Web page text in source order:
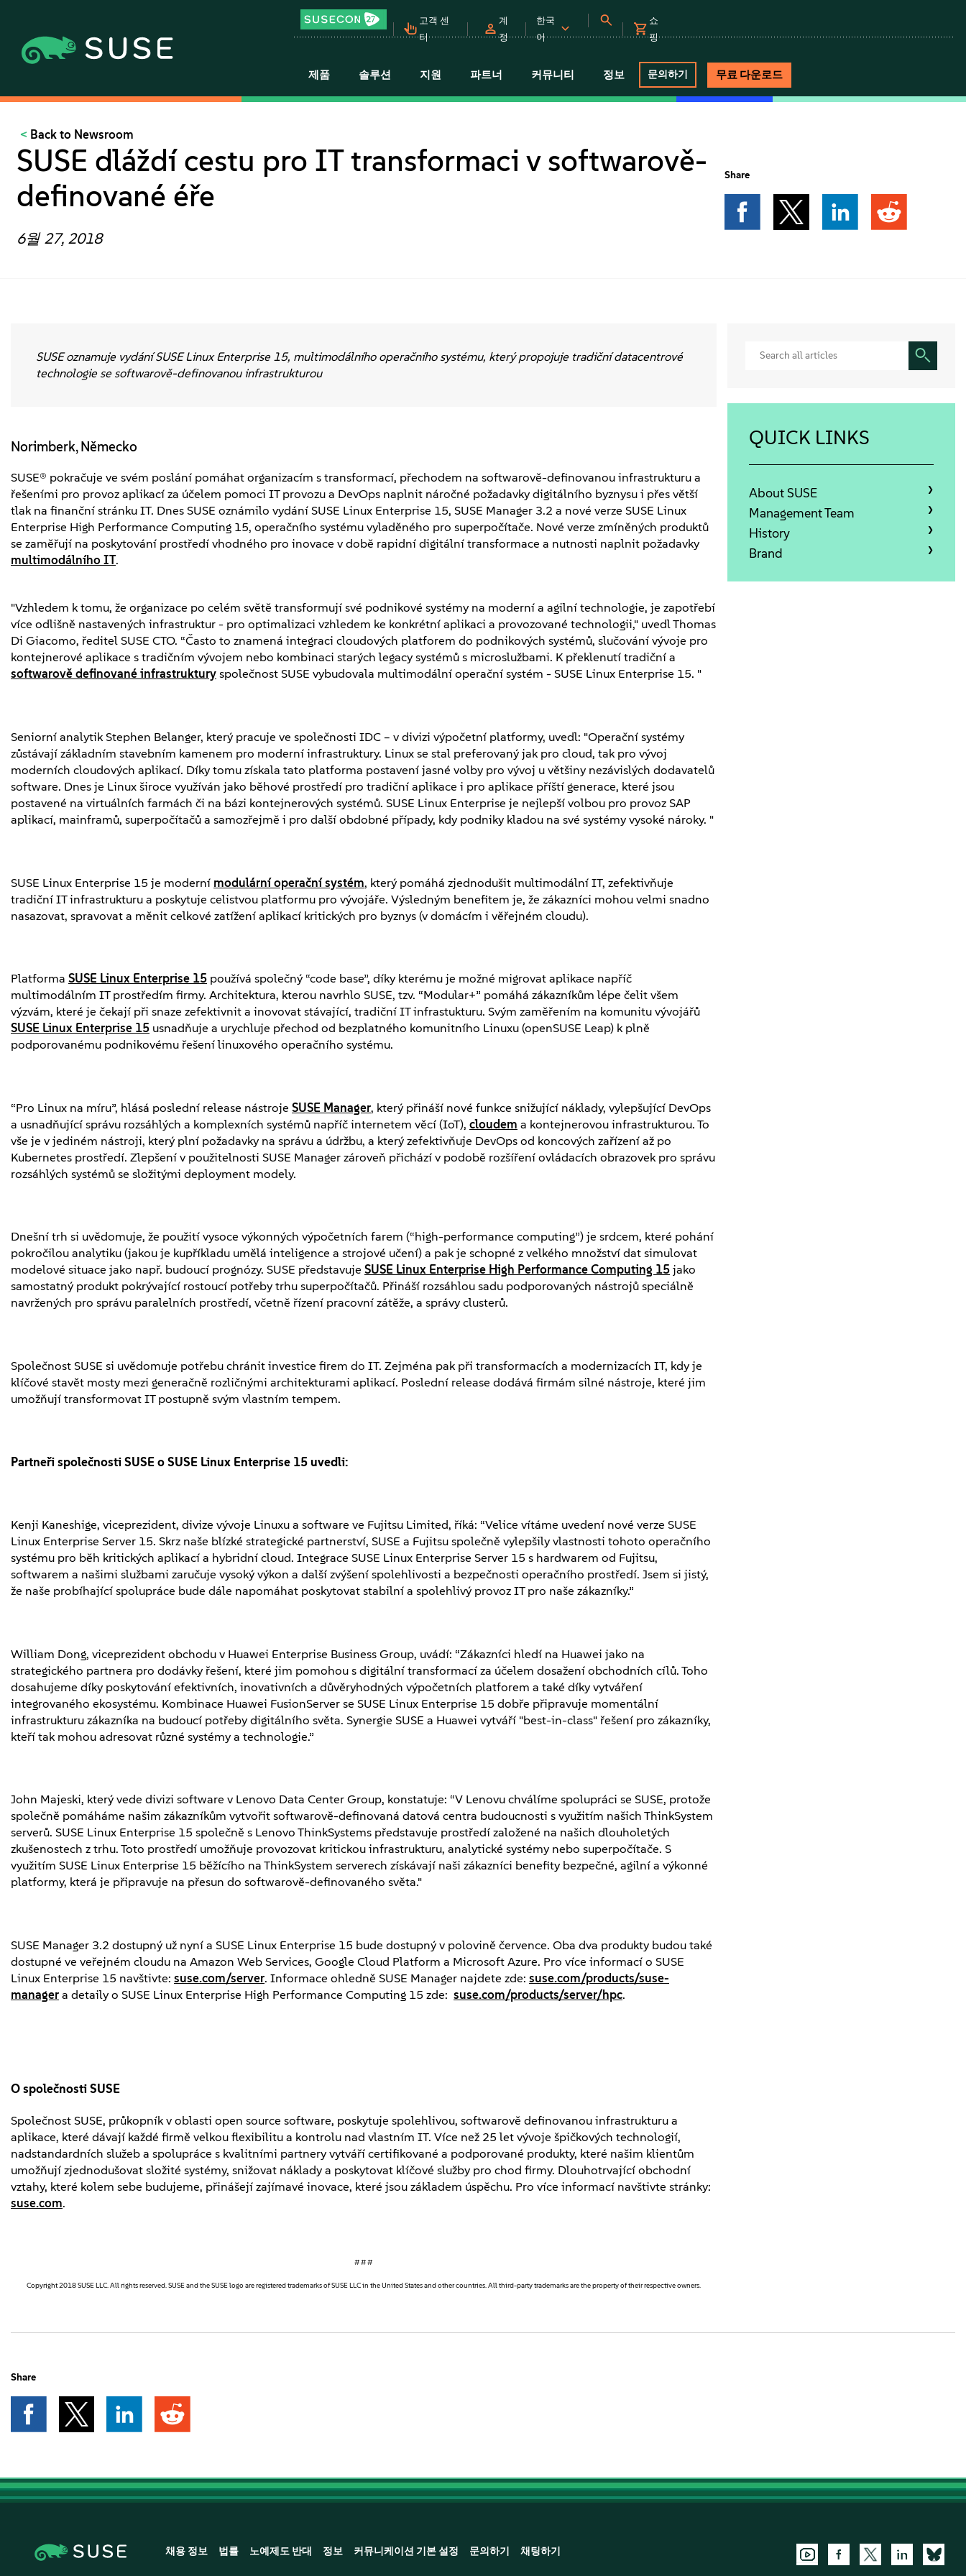
고객 센
터
계
정
한국
어
쇼
핑
제품 솔루션 지원 파트너 커뮤니티 정보 문의하기 무료 다운로드
Back to Newsroom
SUSE dláždí cestu pro IT transformaci v softwarově-
definované éře
6월 27, 2018
Share
SUSE oznamuje vydání SUSE Linux Enterprise 15, multimodálního operačního systému, který propojuje tradiční datacentrové
technologie se softwarově-definovanou infrastrukturou
Norimberk, Německo
SUSE® pokračuje ve svém poslání pomáhat organizacím s transformací, přechodem na softwarově-definovanou infrastrukturu a
řešeními pro provoz aplikací za účelem pomoci IT provozu a DevOps naplnit náročné požadavky digitálního byznysu i přes větší
tlak na finanční stránku IT. Dnes SUSE oznámilo vydání SUSE Linux Enterprise 15, SUSE Manager 3.2 a nové verze SUSE Linux
Enterprise High Performance Computing 15, operačního systému vyladěného pro superpočítače. Nové verze zmíněných produktů
se zaměřují na poskytování prostředí vhodného pro inovace v době rapidní digitální transformace a nutnosti naplnit požadavky
multimodálního IT.
"Vzhledem k tomu, že organizace po celém světě transformují své podnikové systémy na moderní a agilní technologie, je zapotřebí
více odlišně nastavených infrastruktur - pro optimalizaci vzhledem ke konkrétní aplikaci a provozované technologii," uvedl Thomas
Di Giacomo, ředitel SUSE CTO. “Často to znamená integraci cloudových platforem do podnikových systémů, slučování vývoje pro
kontejnerové aplikace s tradičním vývojem nebo kombinaci starých legacy systémů s microslužbami. K překlenutí tradiční a
softwarově definované infrastruktury společnost SUSE vybudovala multimodální operační systém - SUSE Linux Enterprise 15. "
Seniorní analytik Stephen Belanger, který pracuje ve společnosti IDC – v divizi výpočetní platformy, uvedl: "Operační systémy
zůstávají základním stavebním kamenem pro moderní infrastruktury. Linux se stal preferovaný jak pro cloud, tak pro vývoj
moderních cloudových aplikací. Díky tomu získala tato platforma postavení jasné volby pro vývoj u většiny nezávislých dodavatelů
software. Dnes je Linux široce využíván jako běhové prostředí pro tradiční aplikace i pro aplikace příští generace, které jsou
postavené na virtuálních farmách či na bázi kontejnerových systémů. SUSE Linux Enterprise je nejlepší volbou pro provoz SAP
aplikací, mainframů, superpočítačů a samozřejmě i pro další obdobné případy, kdy podniky kladou na své systémy vysoké nároky. "
SUSE Linux Enterprise 15 je moderní modulární operační systém, který pomáhá zjednodušit multimodální IT, zefektivňuje
tradiční IT infrastrukturu a poskytuje celistvou platformu pro vývojáře. Výsledným benefitem je, že zákazníci mohou velmi snadno
nasazovat, spravovat a měnit celkové zatížení aplikací kritických pro byznys (v domácím i věřejném cloudu).
Platforma SUSE Linux Enterprise 15 používá společný “code base”, díky kterému je možné migrovat aplikace napříč
multimodálním IT prostředím firmy. Architektura, kterou navrhlo SUSE, tzv. “Modular+” pomáhá zákazníkům lépe čelit všem
výzvám, které je čekají při snaze zefektivnit a inovovat stávající, tradiční IT infrastukturu. Svým zaměřením na komunitu vývojářů
SUSE Linux Enterprise 15 usnadňuje a urychluje přechod od bezplatného komunitního Linuxu (openSUSE Leap) k plně
podporovanému podnikovému řešení linuxového operačního systému.
“Pro Linux na míru”, hlásá poslední release nástroje SUSE Manager, který přináší nové funkce snižující náklady, vylepšující DevOps
a usnadňující správu rozsáhlých a komplexních systémů napříč internetem věcí (IoT), cloudem a kontejnerovou infrastrukturou. To
vše je v jediném nástroji, který plní požadavky na správu a údržbu, a který zefektivňuje DevOps od koncových zařízení až po
Kubernetes prostředí. Zlepšení v použitelnosti SUSE Manager zároveň přichází v podobě rozšíření ovládacích obrazovek pro správu
rozsáhlých systémů se složitými deployment modely.
Dnešní trh si uvědomuje, že použití vysoce výkonných výpočetních farem (“high-performance computing”) je srdcem, které pohání
pokročilou analytiku (jakou je kupříkladu umělá inteligence a strojové učení) a pak je schopné z velkého množství dat simulovat
modelové situace jako např. budoucí prognózy. SUSE představuje SUSE Linux Enterprise High Performance Computing 15 jako
samostatný produkt pokrývající rostoucí potřeby trhu superpočítačů. Přináší rozsáhlou sadu podporovaných nástrojů speciálně
navržených pro správu paralelních prostředí, včetně řízení pracovní zátěže, a správy clusterů.
Společnost SUSE si uvědomuje potřebu chránit investice firem do IT. Zejména pak při transformacích a modernizacích IT, kdy je
klíčové stavět mosty mezi generačně rozličnými architekturami aplikací. Poslední release dodává firmám silné nástroje, které jim
umožňují transformovat IT postupně svým vlastním tempem.
Partneři společnosti SUSE o SUSE Linux Enterprise 15 uvedli:
Kenji Kaneshige, viceprezident, divize vývoje Linuxu a software ve Fujitsu Limited, říká: “Velice vítáme uvedení nové verze SUSE
Linux Enterprise Server 15. Skrz naše blízké strategické partnerství, SUSE a Fujitsu společně vylepšily vlastnosti tohoto operačního
systému pro běh kritických aplikací a hybridní cloud. Integrace SUSE Linux Enterprise Server 15 s hardwarem od Fujitsu,
softwarem a našimi službami zaručuje vysoký výkon a další zvýšení spolehlivosti a bezpečnosti operačního prostředí. Jsem si jistý,
že naše probíhající spolupráce bude dále napomáhat poskytovat stabilní a spolehlivý provoz IT pro naše zákazníky.”
William Dong, viceprezident obchodu v Huawei Enterprise Business Group, uvádí: “Zákazníci hledí na Huawei jako na
strategického partnera pro dodávky řešení, které jim pomohou s digitální transformací za účelem dosažení obchodních cílů. Toho
dosahujeme díky poskytování efektivních, inovativních a důvěryhodných výpočetních platforem a také díky vytváření
integrovaného ekosystému. Kombinace Huawei FusionServer se SUSE Linux Enterprise 15 dobře připravuje momentální
infrastrukturu zákazníka na budoucí potřeby digitálního světa. Synergie SUSE a Huawei vytváří "best-in-class" řešení pro zákazníky,
kteří tak mohou adresovat různé systémy a technologie.”
John Majeski, který vede divizi software v Lenovo Data Center Group, konstatuje: “V Lenovu chválíme spolupráci se SUSE, protože
společně pomáháme našim zákazníkům vytvořit softwarově-definovaná datová centra budoucnosti s využitím našich ThinkSystem
serverů. SUSE Linux Enterprise 15 společně s Lenovo ThinkSystems představuje prostředí založené na našich dlouholetých
zkušenostech z trhu. Toto prostředí umožňuje provozovat kritickou infrastrukturu, analytické systémy nebo superpočítače. S
využitím SUSE Linux Enterprise 15 běžícího na ThinkSystem serverech získávají naši zákazníci benefity bezpečné, agilní a výkonné
platformy, která je připravuje na přesun do softwarově-definovaného světa."
SUSE Manager 3.2 dostupný už nyní a SUSE Linux Enterprise 15 bude dostupný v polovině července. Oba dva produkty budou také
dostupné ve veřejném cloudu na Amazon Web Services, Google Cloud Platform a Microsoft Azure. Pro více informací o SUSE
Linux Enterprise 15 navštivte: suse.com/server. Informace ohledně SUSE Manager najdete zde: suse.com/products/suse-
manager a detaily o SUSE Linux Enterprise High Performance Computing 15 zde: suse.com/products/server/hpc.
O společnosti SUSE
Společnost SUSE, průkopník v oblasti open source software, poskytuje spolehlivou, softwarově definovanou infrastrukturu a
aplikace, které dávají každé firmě velkou flexibilitu a kontrolu nad vlastním IT. Více než 25 let vývoje špičkových technologií,
nadstandardních služeb a spolupráce s kvalitními partnery vytváří certifikované a podporované produkty, které našim klientům
umožňují zjednodušovat složité systémy, snižovat náklady a poskytovat klíčové služby pro chod firmy. Dlouhotrvající obchodní
vztahy, které kolem sebe budujeme, přinášejí zajímavé inovace, které jsou základem úspěchu. Pro více informací navštivte stránky:
suse.com.
# # #
Copyright 2018 SUSE LLC. All rights reserved. SUSE and the SUSE logo are registered trademarks of SUSE LLC in the United States and other countries. All third-party trademarks are the property of their respective owners.
QUICK LINKS
About SUSE
Management Team
History
Brand
Share
채용 정보 법률 노예제도 반대 정보 커뮤니케이션 기본 설정 문의하기 채팅하기